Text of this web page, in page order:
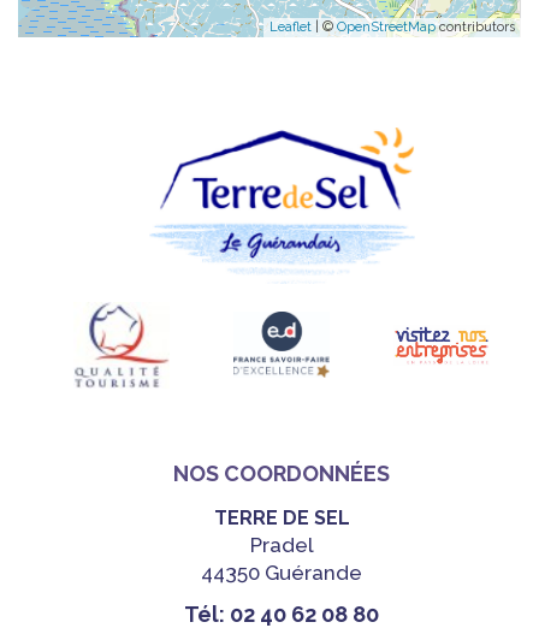
Leaflet | © OpenStreetMapcontributors
NOS COORDONNÉES
TERRE DE SEL
Pradel
44350 Guérande
Tél: 02 40 62 08 80